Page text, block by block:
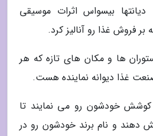
دیانتها بیسواس اثرات موسیقی
فروش غذا رو آنالیز کرد.
ها و مکان های تازه که هر
غذا دیوانه نماینده هست.
کوشش خودشون رو می نمایند تا
دهند و نام برند خودشون رو در